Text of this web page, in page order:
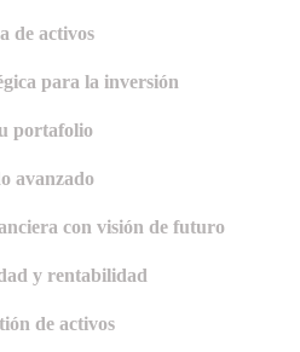
de activos
para la inversión
portafolio
avanzado
con visión de futuro
y rentabilidad
de activos